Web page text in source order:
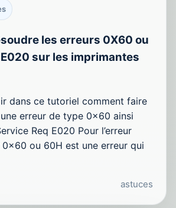
les erreurs 0X60 ou
sur les imprimantes
dans ce tutoriel comment faire
erreur de type 0x60 ainsi
Req E020 Pour l’erreur
0x60 ou 60H est une erreur qui
astuces